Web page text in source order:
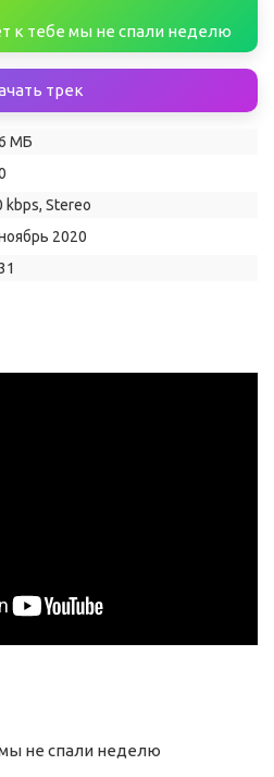
к тебе мы не спали неделю
трек
МБ
kbps, Stereo
2020
не спали неделю